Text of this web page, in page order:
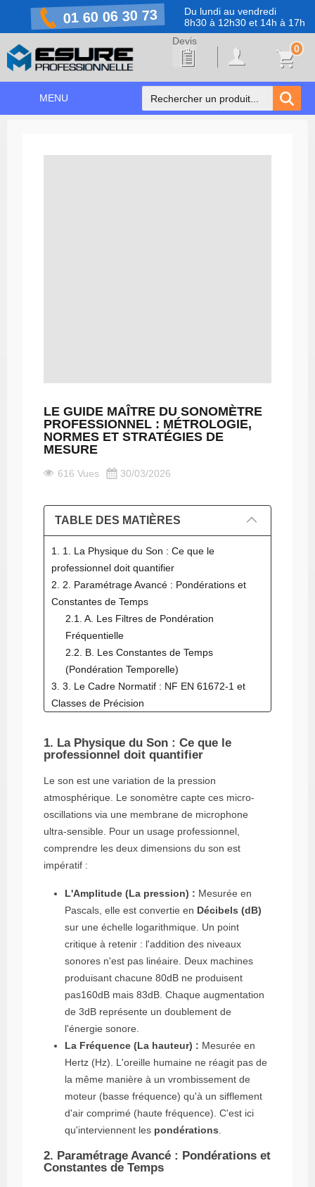
01 60 06 30 73
Du lundi au vendredi
8h30 à 12h30 et 14h à 17h
0
MENU
NOS PRODUITS
LE GUIDE MAÎTRE DU SONOMÈTRE
PROFESSIONNEL : MÉTROLOGIE,
NORMES ET STRATÉGIES DE
MESURE
616 Vues 30/03/2026
TABLE DES MATIÈRES
1. 1. La Physique du Son : Ce que le
professionnel doit quantifier
2. 2. Paramétrage Avancé : Pondérations et
Constantes de Temps
2.1. A. Les Filtres de Pondération
Fréquentielle
2.2. B. Les Constantes de Temps
(Pondération Temporelle)
3. 3. Le Cadre Normatif : NF EN 61672-1 et
Classes de Précision
"Zéro Erreur"
4.1. La Calibration : Le geste de survie
4.2. Le Positionnement et l'Environnement
5. 5. Analyse des Données : Au-delà du niveau
moyen
6. 6. Législation et Seuils d'Action (Code du
Travail)
7. 7. Maintenance et Vérification Périodique
8. Conclusion
1. La Physique du Son : Ce que le
professionnel doit quantifier
Le son est une variation de la pression
atmosphérique. Le sonomètre capte ces micro-
oscillations via une membrane de microphone
ultra-sensible. Pour un usage professionnel,
comprendre les deux dimensions du son est
impératif :
L'Amplitude (La pression) : Mesurée en
Pascals, elle est convertie en Décibels (dB)
sur une échelle logarithmique. Un point
critique à retenir : l'addition des niveaux
sonores n'est pas linéaire. Deux machines
produisant chacune 80dB ne produisent
pas160dB mais 83dB. Chaque augmentation
de 3dB représente un doublement de
l'énergie sonore.
La Fréquence (La hauteur) : Mesurée en
Hertz (Hz). L'oreille humaine ne réagit pas de
la même manière à un vrombissement de
moteur (basse fréquence) qu'à un sifflement
d'air comprimé (haute fréquence). C'est ici
qu'interviennent les pondérations
2. Paramétrage Avancé : Pondérations et
Constantes de Temps